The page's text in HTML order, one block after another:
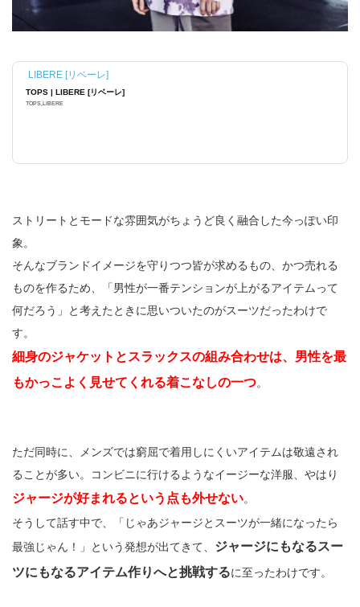
LIBERE [リベーレ]
TOPS | LIBERE [リベーレ]
TOPS,LIBERE
ストリートとモードな雰囲気がちょうど良く融合した今っぽい印
象。
そんなブランドイメージを守りつつ皆が求めるもの、かつ売れる
ものを作るため、「男性が一番テンションが上がるアイテムって
何だろう」と考えたときに思いついたのがスーツだったわけで
す。
細身のジャケットとスラックスの組み合わせは、男性を最
もかっこよく見せてくれる着こなしの一つ。
ただ同時に、メンズでは窮屈で着用しにくいアイテムは敬遠され
ることが多い。コンビニに行けるようなイージーな洋服、やはり
ジャージが好まれるという点も外せない。
そうして話す中で、「じゃあジャージとスーツが一緒になったら
最強じゃん！」という発想が出てきて、 ジャージにもなるスー
ツにもなるアイテム作りへと挑戦するに至ったわけです。